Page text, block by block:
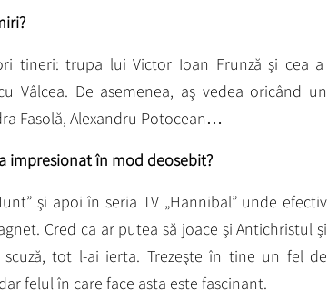
tineri: trupa lui Victor Ioan Frunză şi cea a
Vâlcea. De asemenea, aş vedea oricând un
Fasolă, Alexandru Potocean…
impresionat în mod deosebit?
şi apoi în seria TV „Hannibal” unde efectiv
Cred ca ar putea să joace şi Antichristul şi
tot l-ai ierta. Trezeşte în tine un fel de
felul în care face asta este fascinant.